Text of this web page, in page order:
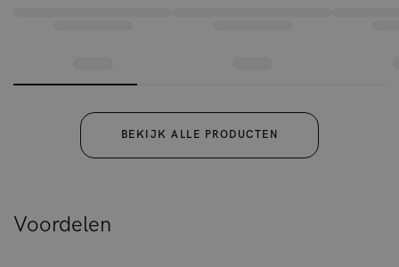
BEKIJK ALLE PRODUCTEN
Voordelen